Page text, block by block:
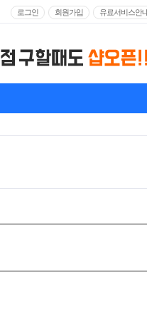
로그인 회원가입 유료서비스안